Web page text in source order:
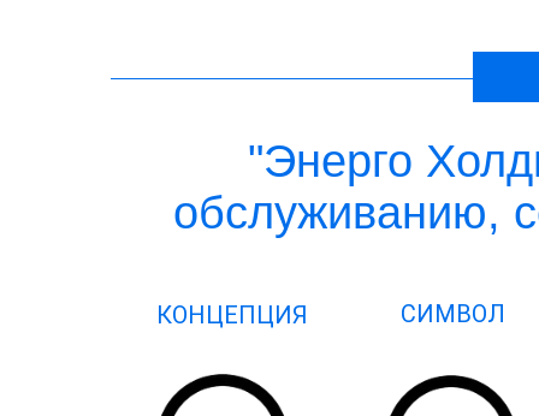
"Энерго
обслуживанию,
КОНЦЕПЦИЯ СИМВОЛ